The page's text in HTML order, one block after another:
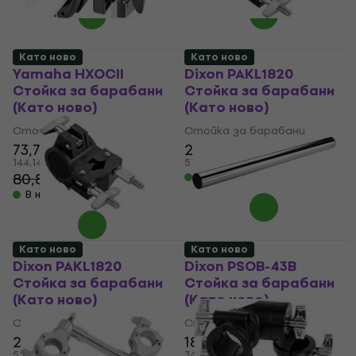
Yamaha HXOCII
Стойкa за барабани
(Като ново)
Стойкa за барабани
73,70 €
144,14 лв
80,80 €
- 9 %
В наличност
Dixon PAKL1820
Стойкa за барабани
(Като ново)
Стойкa за барабани
26,30 €
51,44 лв 26,70 €
В наличност
Като ново
Dixon PAKL1820
Стойкa за барабани
(Като ново)
Стойкa за барабани
26,30 € 26,70 €
Като ново
Dixon PSOB-43B
Стойкa за барабани
(Като ново)
Стойкa за барабани
18,90 €
Като ново Като ново